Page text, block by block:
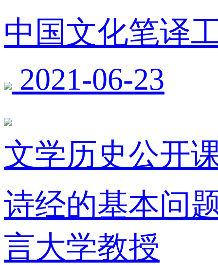
中国文化笔译
2021-06-23
文学历史公开
诗经的基本问
言大学教授